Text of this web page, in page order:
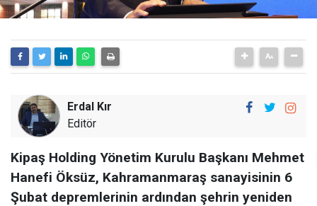
Erdal Kır
Editör
Kipaş Holding Yönetim Kurulu Başkanı Mehmet
Hanefi Öksüz, Kahramanmaraş sanayisinin 6
Şubat depremlerinin ardından şehrin yeniden